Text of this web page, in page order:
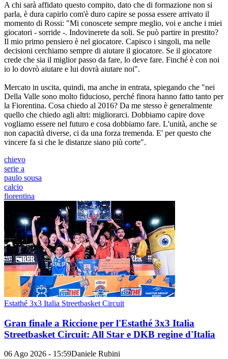
A chi sarà affidato questo compito, dato che di formazione non si
parla, è dura capirlo com'è duro capire se possa essere arrivato il
momento di Rossi: "Mi conoscete sempre meglio, voi e anche i miei
giocatori - sorride -. Indovinerete da soli. Se può partire in prestito?
Il mio primo pensiero è nel giocatore. Capisco i singoli, ma nelle
decisioni cerchiamo sempre di aiutare il giocatore. Se il giocatore
crede che sia il miglior passo da fare, lo deve fare. Finché è con noi
io lo dovrò aiutare e lui dovrà aiutare noi".
Mercato in uscita, quindi, ma anche in entrata, spiegando che "nei
Della Valle sono molto fiducioso, perché finora hanno fatto tanto per
la Fiorentina. Cosa chiedo al 2016? Da me stesso è generalmente
quello che chiedo agli altri: migliorarci. Dobbiamo capire dove
vogliamo essere nel futuro e cosa dobbiamo fare. L'unità, anche se
non capacità diverse, ci da una forza tremenda. E' per questo che
vincere fa si che le distanze siano più corte".
chievo
serie a
paulo sousa
calcio
fiorentina
Estathé 3x3 Italia Streetbasket Circuit
Gran finale a Riccione per l'Estathé 3x3 Italia
Streetbasket Circuit: All Star e DKB regine d'Italia
06 Ago 2026 - 15:59Daniele Rubini